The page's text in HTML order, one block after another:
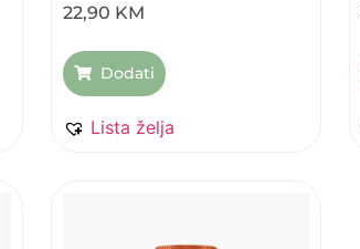
22,90 KM
Dodati
Lista želja